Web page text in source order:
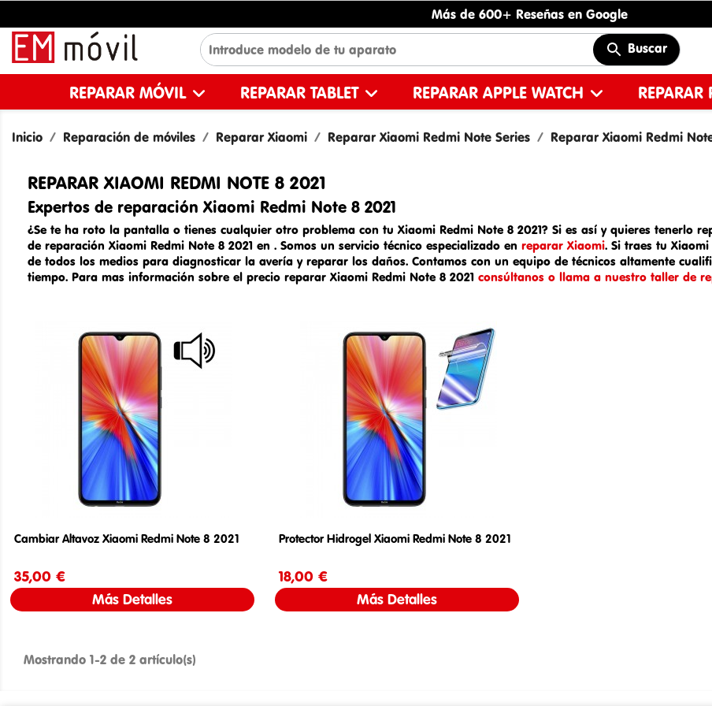
Más de 600+ Reseñas en Google
Buscar
REPARAR MÓVIL REPARAR TABLET REPARAR APPLE WATCH REPARAR
Inicio Reparación de móviles Reparar Xiaomi Reparar Xiaomi Redmi Note Series Reparar Xiaomi Redmi
REPARAR XIAOMI REDMI NOTE 8 2021
Expertos de reparación Xiaomi Redmi Note 8 2021
¿Se te ha roto la pantalla o tienes cualquier otro problema con tu Xiaomi Redmi Note 8 2021? Si es así y quieres tenerlo
de reparación Xiaomi Redmi Note 8 2021 en . Somos un servicio técnico especializado en reparar Xiaomi. Si traes tuXiaomi
de todos los medios para diagnosticar la avería y reparar los daños. Contamos con un equipo de técnicos altamente
tiempo. Para mas información sobre el precio reparar Xiaomi Redmi Note 8 2021 consúltanos o llama a nuestro taller de
Cambiar Altavoz Xiaomi Redmi Note 8 2021
35,00 €
Más Detalles
Protector Hidrogel Xiaomi Redmi Note 8 2021
18,00 €
Más Detalles
Mostrando 1-2 de 2 artículo(s)